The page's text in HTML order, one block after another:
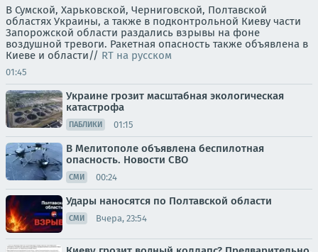
В Сумской, Харьковской, Черниговской, Полтавской
областях Украины, а также в подконтрольной Киеву части
Запорожской области раздались взрывы на фоне
воздушной тревоги. Ракетная опасность также объявлена в
Киеве и области// RT на русском
01:45
Украине грозит масштабная экологическая
катастрофа
ПАБЛИКИ 01:15
В Мелитополе объявлена беспилотная
опасность. Новости СВО
СМИ 00:24
Удары наносятся по Полтавской области
СМИ Вчера, 23:54